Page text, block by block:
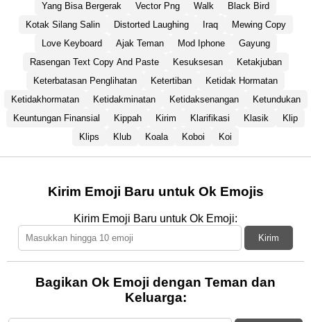
Yang Bisa Bergerak
Vector Png Walk
Black Bird
Kotak Silang Salin
Distorted Laughing Iraq
Mewing Copy
Love Keyboard
Ajak Teman Mod Iphone
Gayung
Rasengan Text Copy And Paste
Kesuksesan
Ketakjuban
Keterbatasan Penglihatan
Ketertiban
Ketidak Hormatan
Ketidakhormatan
Ketidakminatan Ketidaksenangan
Ketundukan
Keuntungan Finansial
Kippah Kirim Klarifikasi Klasik
Klip
Klips
Klub Koala Koboi Koi
Kirim Emoji Baru untuk Ok Emojis
Kirim Emoji Baru untuk Ok Emoji:
Kirim
Bagikan Ok Emoji dengan Teman dan
Keluarga: